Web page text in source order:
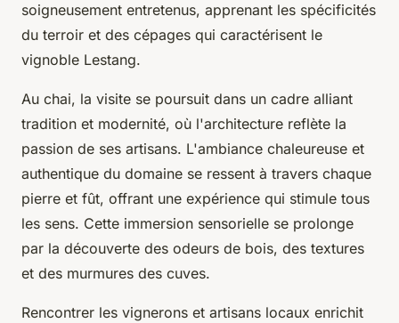
soigneusement entretenus, apprenant les spécificités
du terroir et des cépages qui caractérisent le
vignoble Lestang.
Au chai, la visite se poursuit dans un cadre alliant
tradition et modernité, où l'architecture reflète la
passion de ses artisans. L'ambiance chaleureuse et
authentique du domaine se ressent à travers chaque
pierre et fût, offrant une expérience qui stimule tous
les sens. Cette immersion sensorielle se prolonge
par la découverte des odeurs de bois, des textures
et des murmures des cuves.
Rencontrer les vignerons et artisans locaux enrichit